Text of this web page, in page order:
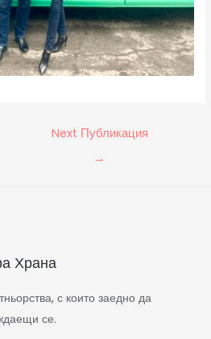
Next Публикация
→
Храна
с които заедно да
се.